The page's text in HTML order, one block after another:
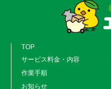
TOP
サービス料金・内容
作業手順
お知らせ